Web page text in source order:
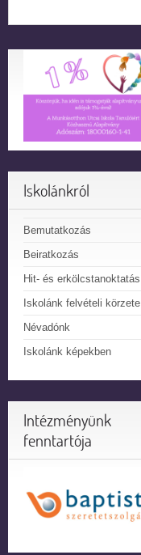
Iskolánkról
Bemutatkozás
Beiratkozás
Hit- és erkölcstanoktatás
Iskolánk felvételi körzete
Névadónk
Iskolánk képekben
Intézményünk
fenntartója